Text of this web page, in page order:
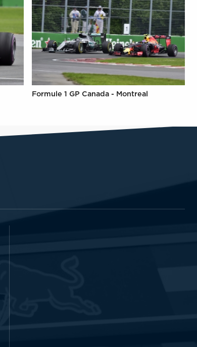
Formule 1 GP Canada - Montreal